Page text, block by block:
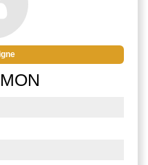
rénovés en 2015.